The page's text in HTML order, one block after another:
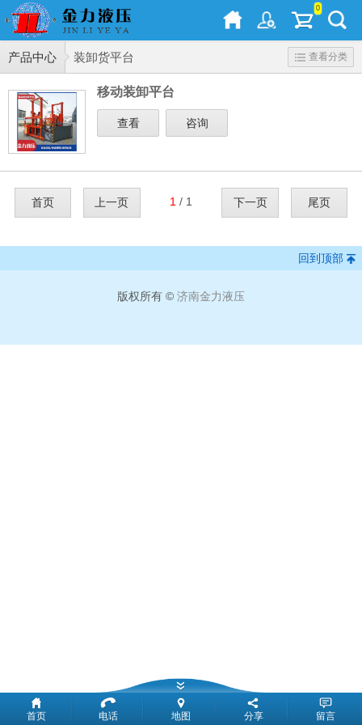
0
产品中心 装卸货平台 查看分类
移动装卸平台
查看 咨询
首页 上一页 1 / 1 下一页 尾页
回到顶部
版权所有 © 济南金力液压
首页 电话 地图 分享 留言